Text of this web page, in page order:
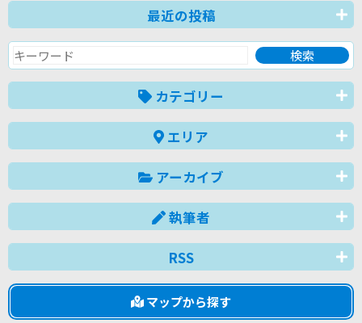
最近の投稿
カテゴリー
エリア
アーカイブ
執筆者
RSS
マップから探す